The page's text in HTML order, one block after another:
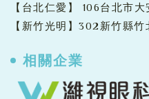
【台北仁愛】 106台北市
【新竹光明】302新竹縣
相關企業